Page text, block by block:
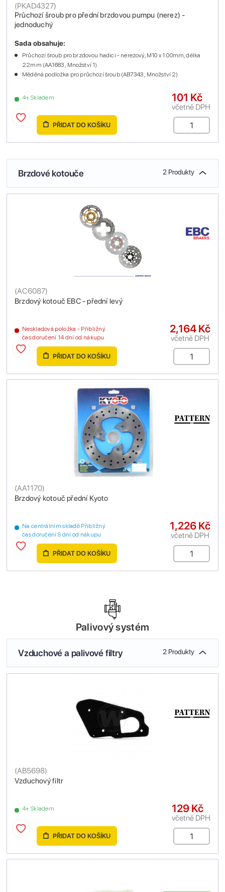
Průchozí šroub pro přední brzdovou pumpu (nerez) -
jednoduchý
(PKAD4327)
4+ Skladem
Sada obsahuje:
Průchozí šroub pro brzdovou hadici - nerezový, M10 x 1.00mm, délka
22mm (AA1683 , Množství 1)
Měděná podložka pro průchozí šroub (AB7343 , Množství 2)
101 Kč
včetně DPH
PŘIDAT DO KOŠÍKU
Brzdové kotouče 2 Produkty
Brzdový kotouč EBC - přední levý
(AC6087)
Neskladová položka - Přibližný
čas doručení 14 dní od nákupu
2,164 Kč
včetně DPH
PŘIDAT DO KOŠÍKU
Brzdový kotouč přední Kyoto
(AA1170)
Na centrálním skladě Přibližný
čas doručení 9 dní od nákupu
1,226 Kč
včetně DPH
PŘIDAT DO KOŠÍKU
Palivový systém
Vzduchové a palivové filtry 2 Produkty
Vzduchový filtr
(AB5698)
4+ Skladem 129 Kč
včetně DPH
PŘIDAT DO KOŠÍKU